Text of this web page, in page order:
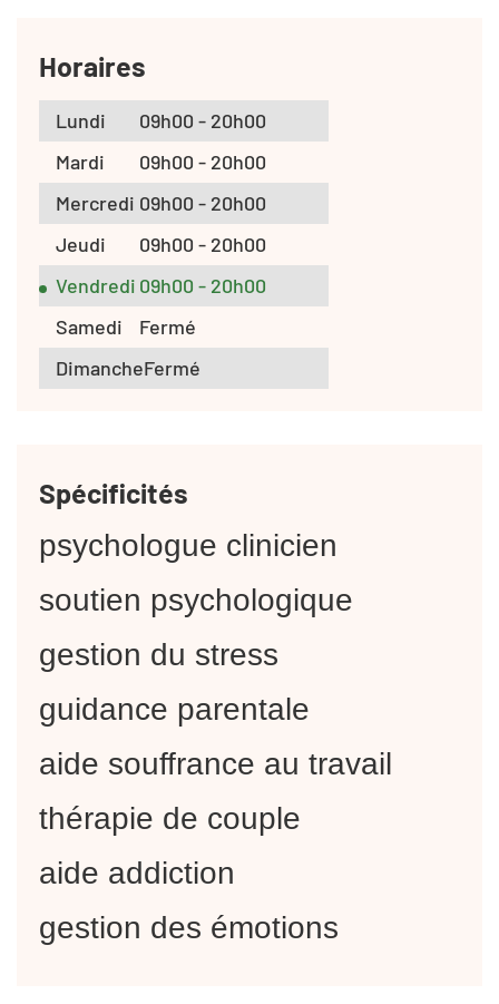
Horaires
Lundi
09h00 - 20h00
Mardi
09h00 - 20h00
Mercredi 09h00 - 20h00
Jeudi
09h00 - 20h00
Vendredi 09h00 - 20h00
Samedi
Fermé
DimancheFermé
Spécificités
psychologue clinicien
soutien psychologique
gestion du stress
guidance parentale
aide souffrance au travail
thérapie de couple
aide addiction
gestion des émotions